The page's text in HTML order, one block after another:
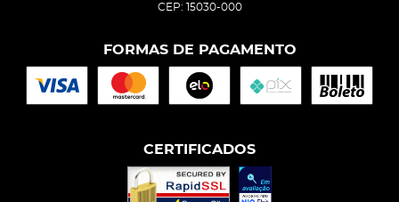
CEP: 15030-000
FORMAS DE PAGAMENTO
CERTIFICADOS